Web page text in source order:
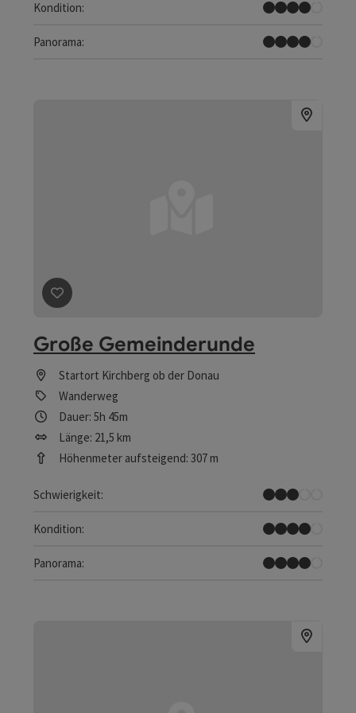
Kondition:
Schwer
Panorama:
Tolles Panorama
Beitrag merken
Große Gemeinderunde
Startort Kirchberg ob der Donau
Wanderweg
Dauer: 5h 45m
Länge: 21,5 km
Höhenmeter aufsteigend: 307 m
Schwierigkeit:
Mittel
Kondition:
Schwer
Panorama:
Tolles Panorama